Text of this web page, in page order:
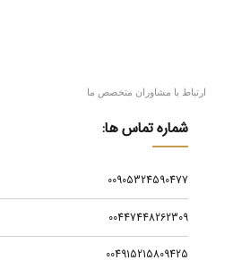
ارتباط با مشاوران متخصص ما
شماره تماس ها:
00905324590477
00447448262309
004915215809425